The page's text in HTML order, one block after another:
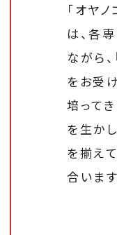
「オヤ
は、各
ながら
をお受
培って
を生か
を揃え
合います